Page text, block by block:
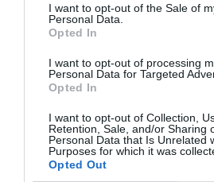
I want to opt-out of the Sale of
Personal Data.
Opted In
I want to opt-out of processing
Personal Data for Targeted
Opted In
I want to opt-out of Collection,
Retention, Sale, and/or Sharing
Personal Data that Is Unrelated
Purposes for which it was
Opted Out
La regidora de Cultura,Anna
positivament el
tres anys vam impulsar este
mereixia una cita pròpia
a la música en valencià. Hui
projecte s’ha consolidat i que